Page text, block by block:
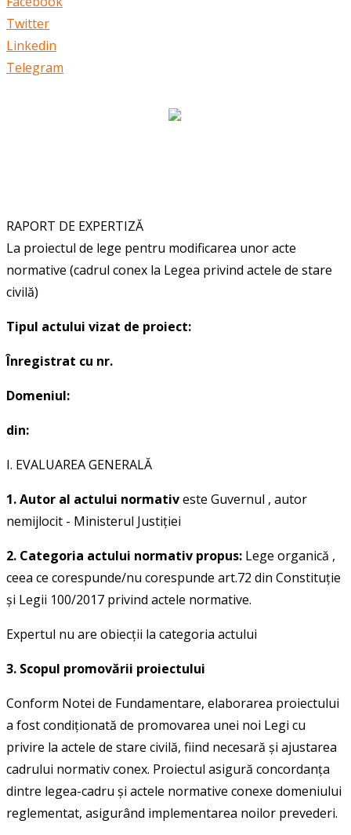
Twitter
Linkedin
Telegram
RAPORT DE EXPERTIZĂ
La proiectul de lege pentru modificarea unor acte
normative (cadrul conex la Legea privind actele de stare
civilă)
Tipul actului vizat de proiect:
Înregistrat cu nr.
Domeniul:
din:
I. EVALUAREA GENERALĂ
1. Autor al actului normativeste Guvernul , autor
nemijlocit - Ministerul Justiţiei
2. Categoria actului normativ propus: Lege organică ,
ceea ce corespunde/nu corespunde art.72 din Constituţie
şi Legii 100/2017 privind actele normative.
Expertul nu are obiecţii la categoria actului
3. Scopul promovării proiectului
Conform Notei de Fundamentare, elaborarea proiectului
a fost condiționată de promovarea unei noi Legi cu
privire la actele de stare civilă, fiind necesară și ajustarea
cadrului normativ conex. Proiectul asigură concordanța
dintre legea-cadru și actele normative conexe domeniului
reglementat, asigurând implementarea noilor prevederi.